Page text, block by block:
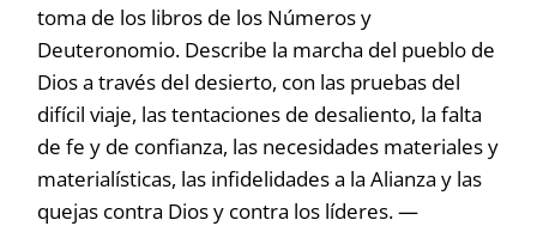
toma de los libros de los Números y
Deuteronomio. Describe la marcha del pueblo de
Dios a través del desierto, con las pruebas del
difícil viaje, las tentaciones de desaliento, la falta
de fe y de confianza, las necesidades materiales y
materialísticas, las infidelidades a la Alianza y las
quejas contra Dios y contra los líderes. —